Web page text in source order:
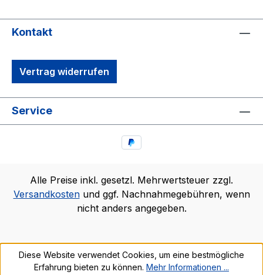
Kontakt
Vertrag widerrufen
Service
Alle Preise inkl. gesetzl. Mehrwertsteuer zzgl.
Versandkostenund ggf. Nachnahmegebühren, wenn
nicht anders angegeben.
Diese Website verwendet Cookies, um eine bestmögliche
Erfahrung bieten zu können. Mehr Informationen ...